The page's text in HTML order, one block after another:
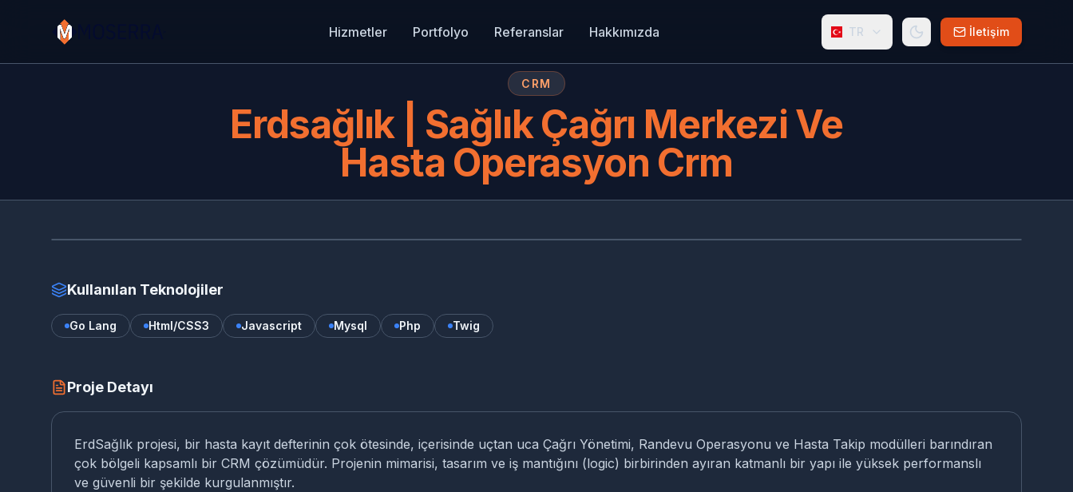
Hizmetler Portfolyo Referanslar Hakkımızda TR İletişim
CRM
Erdsağlık | Sağlık Çağrı Merkezi Ve
Hasta Operasyon Crm
ER
Kullanılan Teknolojiler
Go Lang Html/CSS3 Javascript Mysql Php Twig
Proje Detayı
ErdSağlık projesi, bir hasta kayıt defterinin çok ötesinde, içerisinde uçtan uca Çağrı Yönetimi, Randevu Operasyonu ve Hasta Takip modülleri barındıran
çok bölgeli kapsamlı bir CRM çözümüdür. Projenin mimarisi, tasarım ve iş mantığını (logic) birbirinden ayıran katmanlı bir yapı ile yüksek performanslı
ve güvenli bir şekilde kurgulanmıştır.